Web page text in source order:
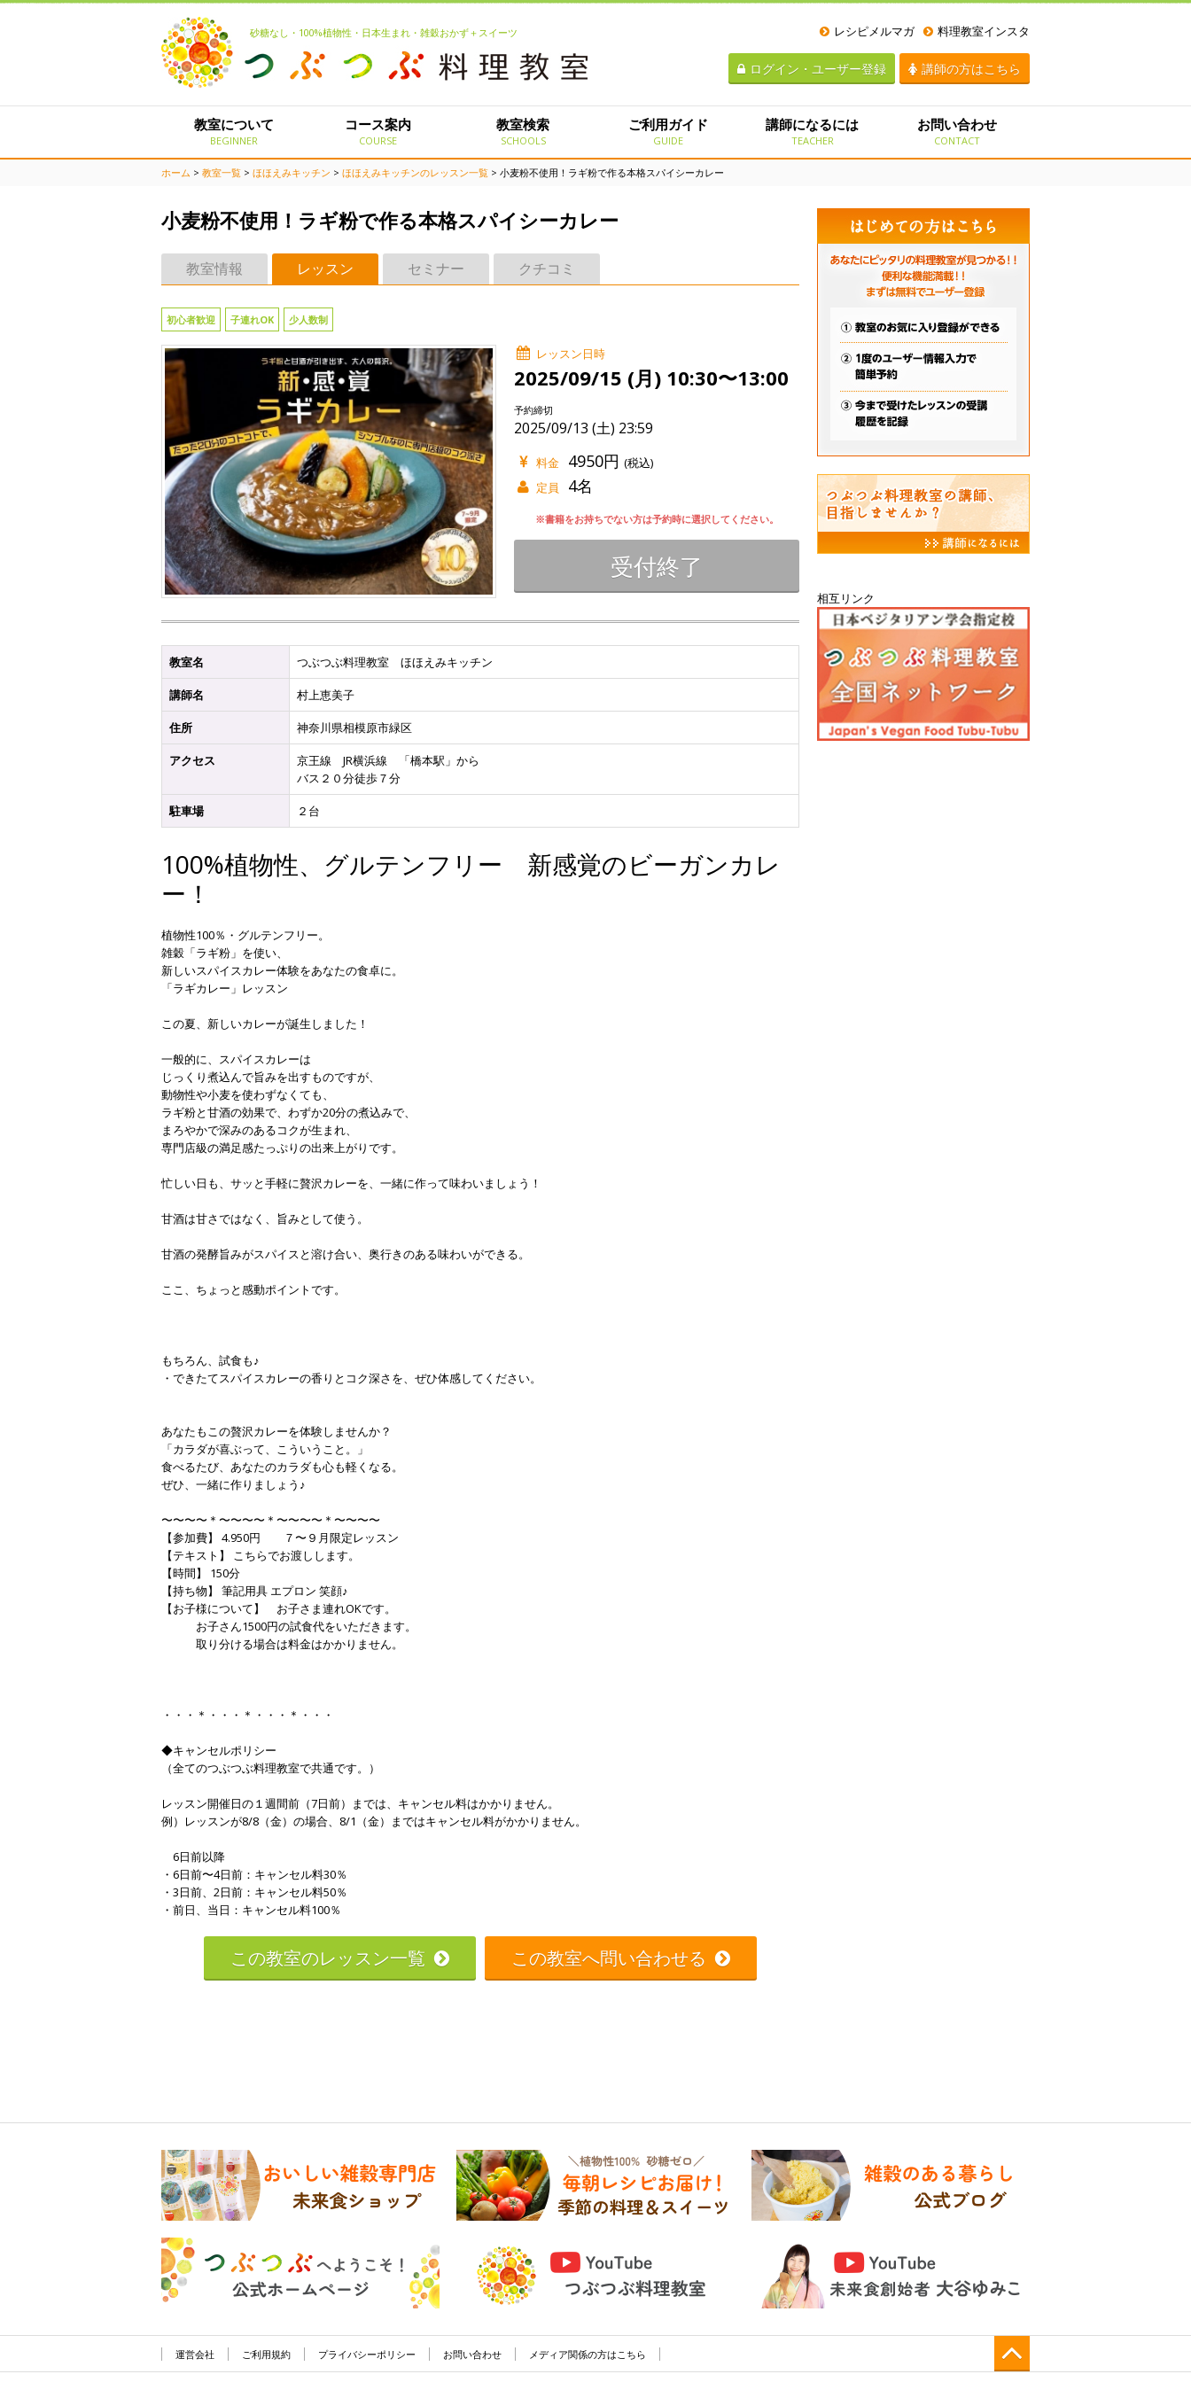
砂糖なし・100%植物性・日本生まれ・雑穀おかず＋スイーツ レシピメルマガ 料理教室インスタ
ログイン・ユーザー登録 講師の方はこちら
教室について
BEGINNER
コース案内
COURSE
教室検索
SCHOOLS
ご利用ガイド
GUIDE
講師になるには
TEACHER
お問い合わせ
CONTACT
ホーム > 教室一覧 > ほほえみキッチン > ほほえみキッチンのレッスン一覧 > 小麦粉不使用！ラギ粉で作る本格スパイシーカレー
小麦粉不使用！ラギ粉で作る本格スパイシーカレー
教室情報 レッスン セミナー クチコミ
初心者歓迎 子連れOK 少人数制
レッスン日時
2025/09/15 (月) 10:30〜13:00
予約締切
2025/09/13 (土) 23:59
料金 4950円 (税込)
定員
4名
※書籍をお持ちでない方は予約時に選択してください。
受付終了
教室名 つぶつぶ料理教室 ほほえみキッチン
講師名 村上恵美子
住所 神奈川県相模原市緑区
アクセス
京王線 JR横浜線 「橋本駅」から
バス２０分徒歩７分
駐車場 ２台
100%植物性、グルテンフリー 新感覚のビーガンカレ
ー！
植物性100％・グルテンフリー。
雑穀「ラギ粉」を使い、
新しいスパイスカレー体験をあなたの食卓に。
「ラギカレー」レッスン
この夏、新しいカレーが誕生しました！
一般的に、スパイスカレーは
じっくり煮込んで旨みを出すものですが、
動物性や小麦を使わずなくても、
ラギ粉と甘酒の効果で、わずか20分の煮込みで、
まろやかで深みのあるコクが生まれ、
専門店級の満足感たっぷりの出来上がりです。
忙しい日も、サッと手軽に贅沢カレーを、一緒に作って味わいましょう！
甘酒は甘さではなく、旨みとして使う。
甘酒の発酵旨みがスパイスと溶け合い、奥行きのある味わいができる。
ここ、ちょっと感動ポイントです。
もちろん、試食も♪
・できたてスパイスカレーの香りとコク深さを、ぜひ体感してください。
あなたもこの贅沢カレーを体験しませんか？
「カラダが喜ぶって、こういうこと。」
食べるたび、あなたのカラダも心も軽くなる。
ぜひ、一緒に作りましょう♪
〜〜〜〜＊〜〜〜〜＊〜〜〜〜＊〜〜〜〜
【参加費】 4.950円 ７〜９月限定レッスン
【テキスト】 こちらでお渡しします。
【時間】 150分
【持ち物】 筆記用具 エプロン 笑顔♪
【お子様について】 お子さま連れOKです。
お子さん1500円の試食代をいただきます。
取り分ける場合は料金はかかりません。
・・・＊・・・＊・・・＊・・・
◆キャンセルポリシー
（全てのつぶつぶ料理教室で共通です。）
レッスン開催日の１週間前（7日前）までは、キャンセル料はかかりません。
例）レッスンが8/8（金）の場合、8/1（金）まではキャンセル料がかかりません。
6日前以降
・6日前〜4日前：キャンセル料30％
・3日前、2日前：キャンセル料50％
・前日、当日：キャンセル料100％
この教室のレッスン一覧 この教室へ問い合わせる
相互リンク
運営会社 ご利用規約 プライバシーポリシー お問い合わせ メディア関係の方はこちら